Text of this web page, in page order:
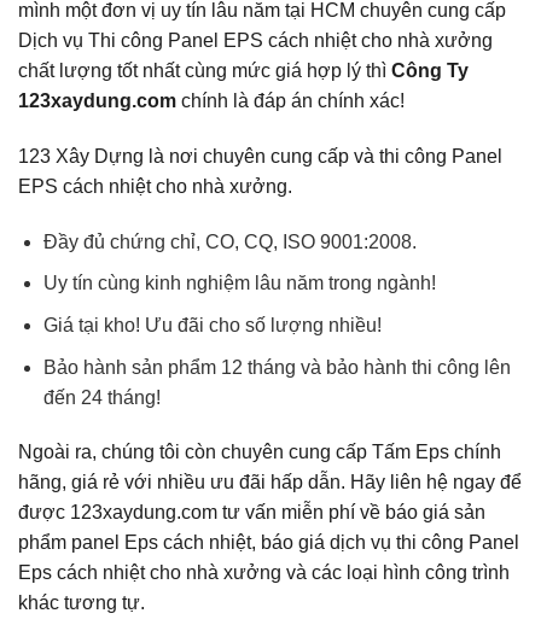
mình một đơn vị uy tín lâu năm tại HCM chuyên cung cấp
Dịch vụ Thi công Panel EPS cách nhiệt cho nhà xưởng
chất lượng tốt nhất cùng mức giá hợp lý thì Công Ty
123xaydung.com chính là đáp án chính xác!
123 Xây Dựng là nơi chuyên cung cấp và thi công Panel
EPS cách nhiệt cho nhà xưởng.
Đầy đủ chứng chỉ, CO, CQ, ISO 9001:2008.
Uy tín cùng kinh nghiệm lâu năm trong ngành!
Giá tại kho! Ưu đãi cho số lượng nhiều!
Bảo hành sản phẩm 12 tháng và bảo hành thi công lên
đến 24 tháng!
Ngoài ra, chúng tôi còn chuyên cung cấp Tấm Eps chính
hãng, giá rẻ với nhiều ưu đãi hấp dẫn. Hãy liên hệ ngay để
được 123xaydung.com tư vấn miễn phí về báo giá sản
phẩm panel Eps cách nhiệt, báo giá dịch vụ thi công Panel
Eps cách nhiệt cho nhà xưởng và các loại hình công trình
khác tương tự.